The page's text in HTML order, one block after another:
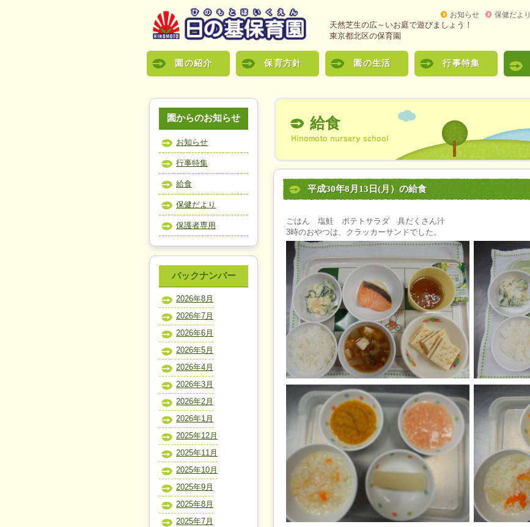
お知らせ 保健だより
天然芝生の広～いお庭で遊びましょう！
東京都北区の保育園
園の紹介 保育方針 園の生活 行事特集
給食
平成30年8月13日(月）の給食
ごはん 塩鮭 ポテトサラダ 具だくさん汁
3時のおやつは、クラッカーサンドでした。
園からのお知らせ
お知らせ
行事特集
給食
保健だより
保護者専用
バックナンバー
2026年8月
2026年7月
2026年6月
2026年5月
2026年4月
2026年3月
2026年2月
2026年1月
2025年12月
2025年11月
2025年10月
2025年9月
2025年8月
2025年7月